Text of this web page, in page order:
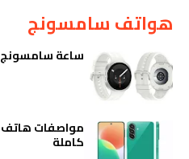
هواتف سامسونج
ساعة سامسونج Galaxy Watch 9 الذكية
كاملة